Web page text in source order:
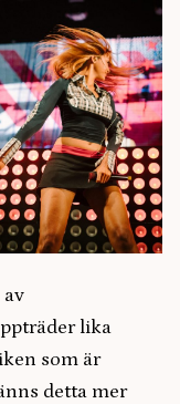
lika
som är
detta mer